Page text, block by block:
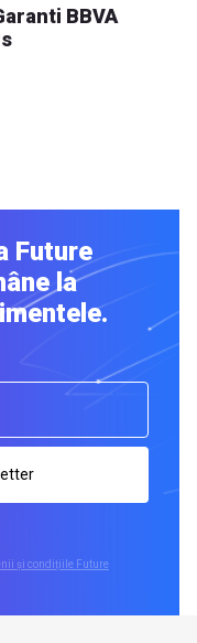
BBVA
Future
la
și condițiile Future